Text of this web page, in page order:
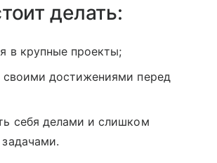
делать:
в крупные проекты;
своими достижениями перед
себя делами и слишком